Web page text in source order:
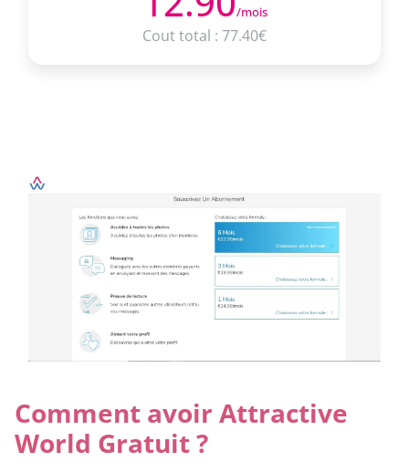
/mois
Cout total : 77.40€
Comment avoir Attractive
World Gratuit ?